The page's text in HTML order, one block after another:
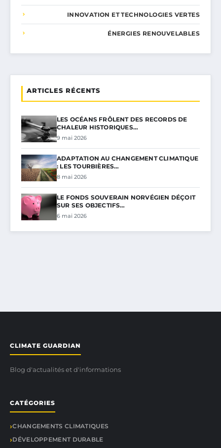
INNOVATION ET TECHNOLOGIES VERTES
ÉNERGIES RENOUVELABLES
ARTICLES RÉCENTS
LES OCÉANS FRÔLENT DES RECORDS DE
CHALEUR HISTORIQUES…
9 mai 2026
ADAPTATION AU CHANGEMENT CLIMATIQUE
: LES TOURBIÈRES…
8 mai 2026
LE FONDS SOUVERAIN NORVÉGIEN DÉÇOIT
SUR SES OBJECTIFS…
6 mai 2026
CLIMATE GUARDIAN
Blog d'actualités et d'informations
CATÉGORIES
CHANGEMENTS CLIMATIQUES
DÉVELOPPEMENT DURABLE